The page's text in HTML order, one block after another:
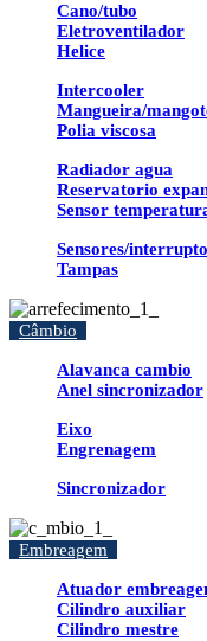
Cano/tubo
Eletroventilador
Helice
Intercooler
Mangueira/
Polia viscosa
Radiador agua
Reservatorio
Sensor
Sensores/
Tampas
Câmbio
Alavanca cambio
Anel sincronizador
Eixo
Engrenagem
Sincronizador
Embreagem
Atuador
Cilindro auxiliar
Cilindro mestre